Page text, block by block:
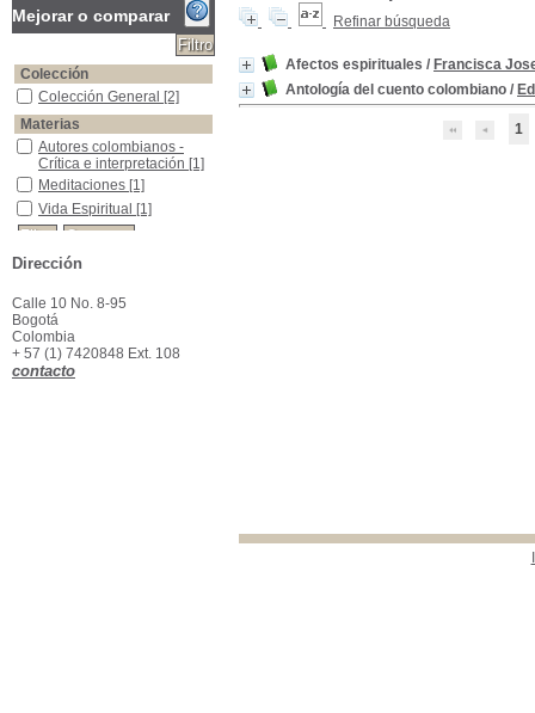
Refinar búsqueda
Afectos espirituales / Francisca
Antología del cuento colombiano /
1
Mejorar o comparar
Colección
Colección General
Colección General [2]
Materias
Autores colombianos -Crítica e interpretación
Autores colombianos -
Crítica e interpretación [1]
Meditaciones
Meditaciones [1]
Vida Espiritual
Vida Espiritual [1]
Dirección
Calle 10 No. 8-95
Bogotá
Colombia
+ 57 (1) 7420848 Ext. 108
contacto